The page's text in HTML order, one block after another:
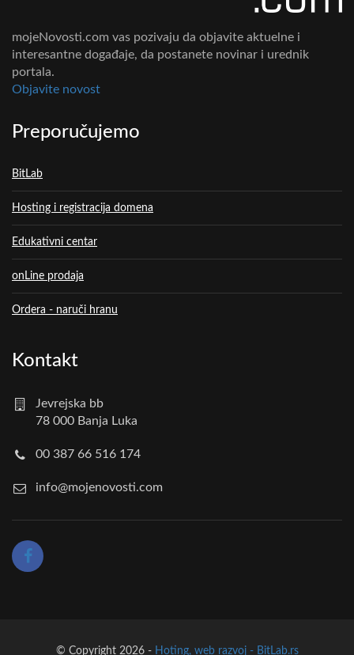
mojeNovosti.com vas pozivaju da objavite aktuelne i
interesantne događaje, da postanete novinar i urednik
portala.
Objavite novost
Preporučujemo
BitLab
Hosting i registracija domena
Edukativni centar
onLine prodaja
Ordera - naruči hranu
Kontakt
Jevrejska bb
78 000 Banja Luka
00 387 66 516 174
info@mojenovosti.com
© Copyright 2026 - Hoting, web razvoj - BitLab.rs